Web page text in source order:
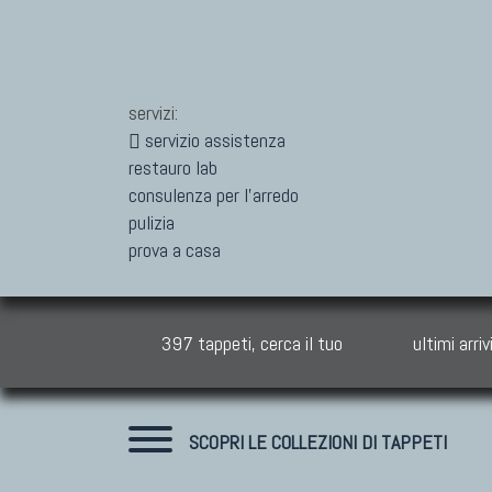
servizi:
servizio assistenza
restauro lab
consulenza per l'arredo
pulizia
prova a casa
397 tappeti, cerca il tuo ultimi arrivi
SCOPRI LE COLLEZIONI DI TAPPETI